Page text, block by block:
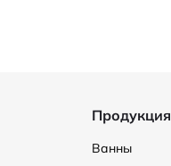
Продукция
Ванны